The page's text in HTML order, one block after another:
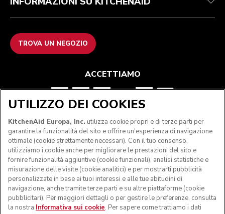
TROVA UN NEGOZIO
ACCETTIAMO
SEGUICI
UTILIZZO DEI COOKIES
KitchenAid Europa, Inc. utilizza cookie propri e di terze parti per
garantire la funzionalità del sito e offrire un'esperienza di navigazione
ottimale (cookie strettamente necessari). Con il tuo consenso,
utilizziamo i cookie anche per migliorare le prestazioni del sito e
fornire funzionalità aggiuntive (cookie funzionali), analisi statistiche e
misurazione delle visite (cookie analitici) e per mostrarti pubblicità
personalizzate in base ai tuoi interessi e alle tue abitudini di
navigazione, anche tramite terze parti e su altre piattaforme (cookie
pubblicitari). Per maggiori dettagli o per gestire le preferenze, consulta
la nostra Informativa sui cookie. Per sapere come trattiamo i dati